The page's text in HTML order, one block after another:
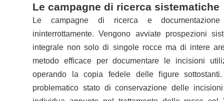
Le campagne di ricerca sistematiche
Le campagne di ricerca e
ininterrottamente. Vengono avviate prospezioni
integrale non solo di singole rocce ma di intere
metodo efficace per documentare le incisioni
operando la copia fedele delle figure
problematico stato di conservazione delle